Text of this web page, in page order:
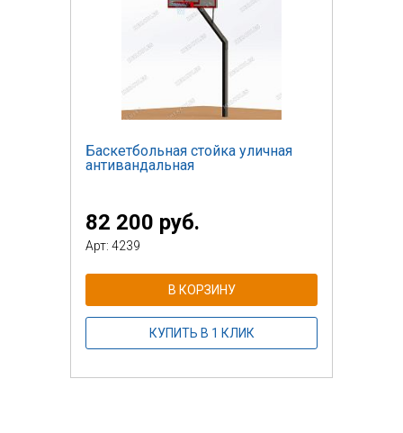
Баскетбольная стойка уличная
антивандальная
82 200 руб.
Арт: 4239
В КОРЗИНУ
КУПИТЬ В 1 КЛИК